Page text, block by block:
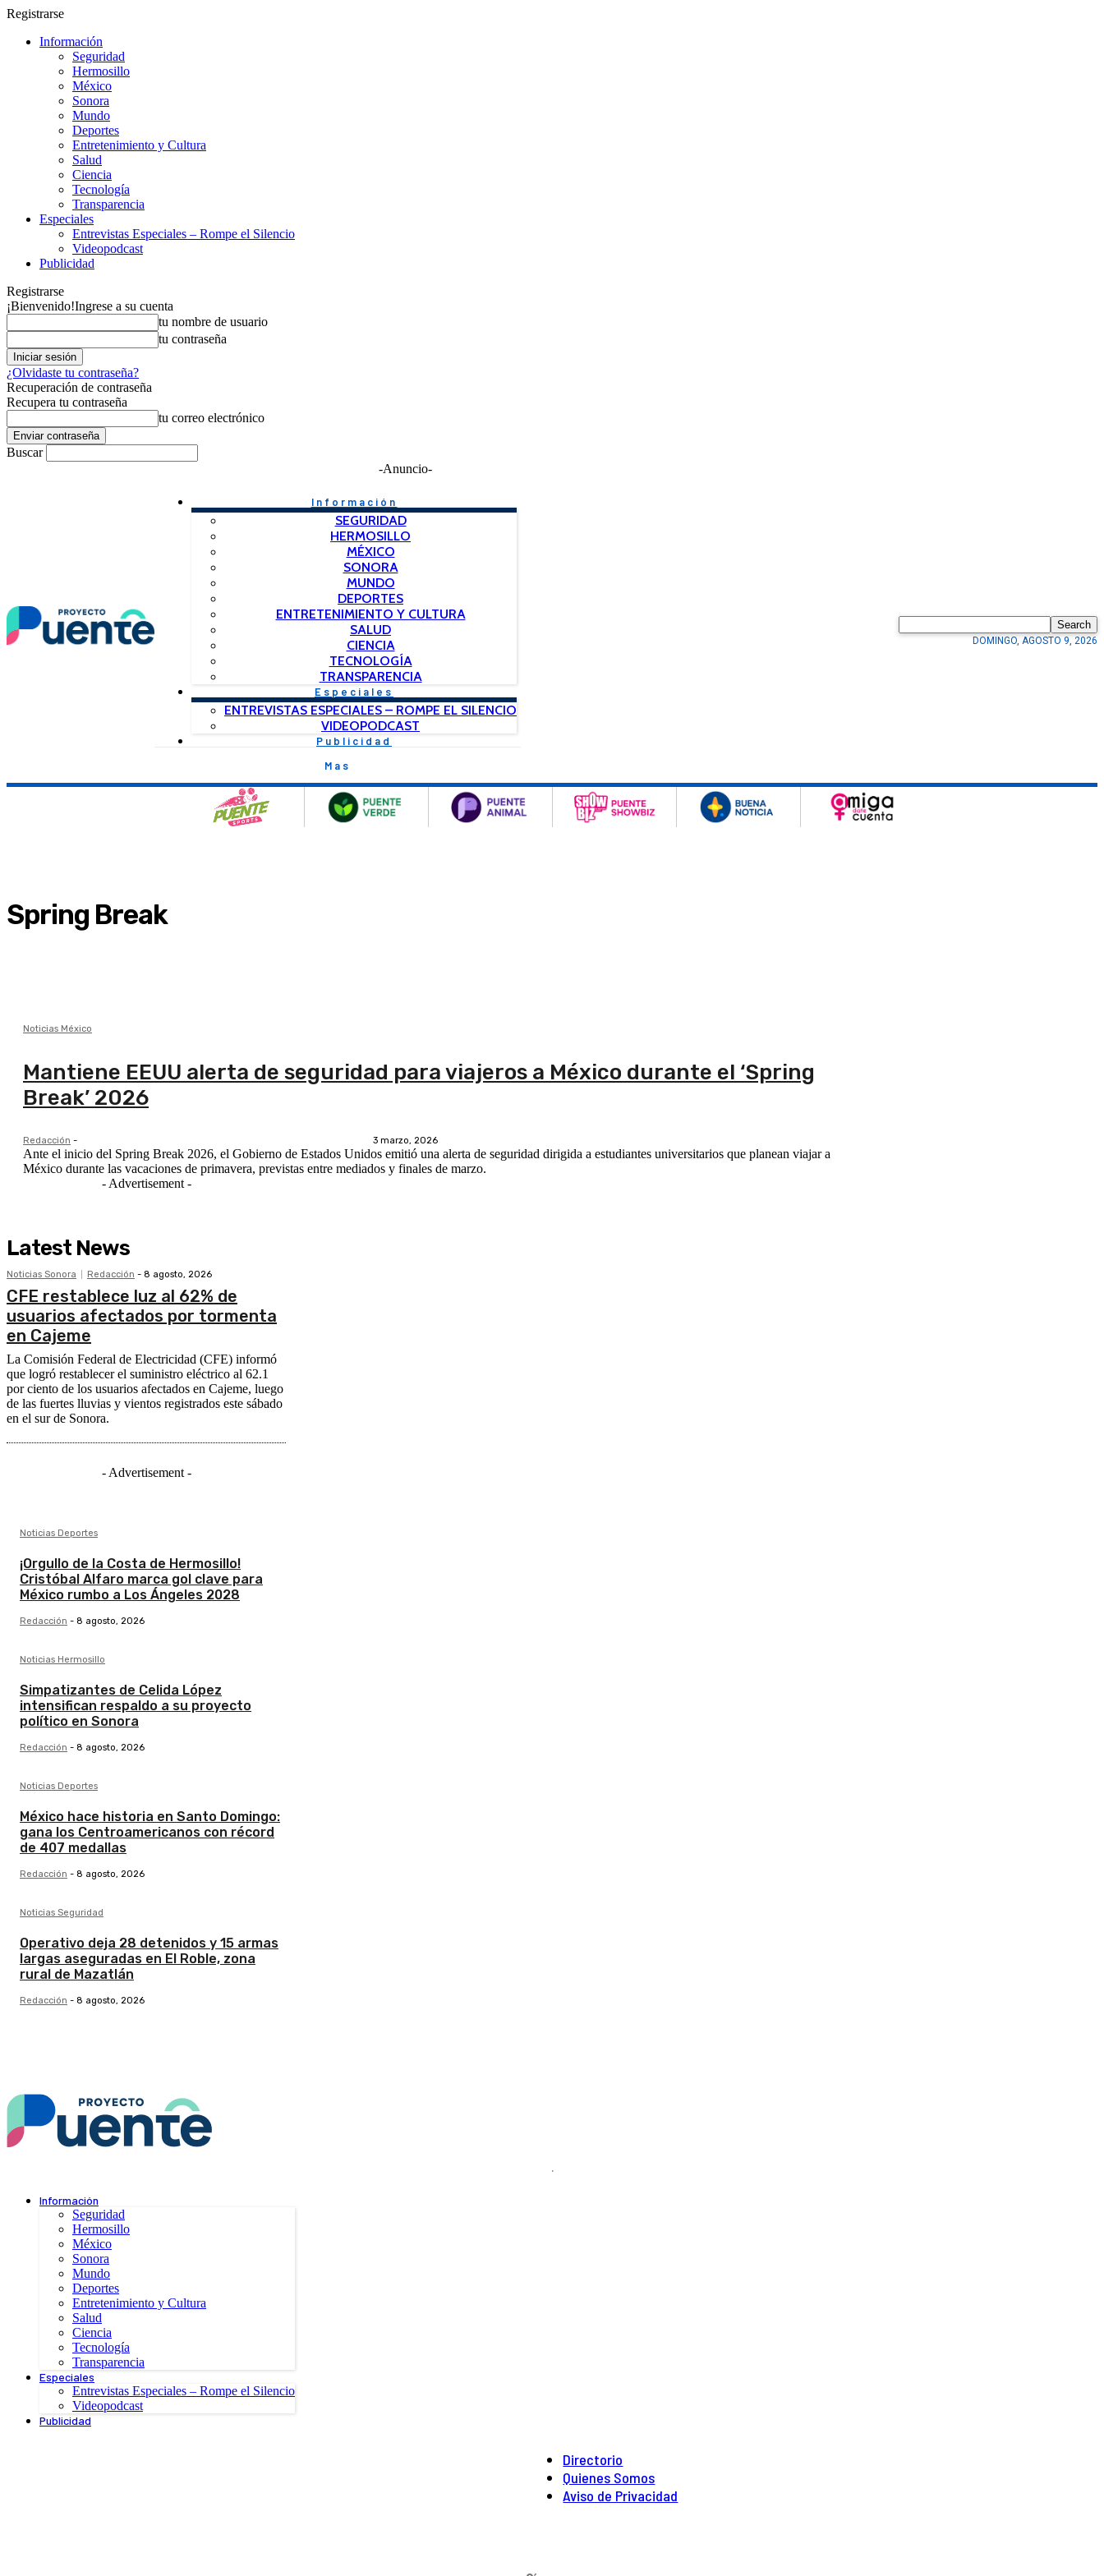
Registrarse
Información
Seguridad
Hermosillo
México
Sonora
Mundo
Deportes
Entretenimiento y Cultura
Salud
Ciencia
Tecnología
Transparencia
Especiales
Entrevistas Especiales – Rompe el Silencio
Videopodcast
Publicidad
Registrarse
¡Bienvenido!Ingrese a su cuenta
tu nombre de usuario
tu contraseña
¿Olvidaste tu contraseña?
Recuperación de contraseña
Recupera tu contraseña
tu correo electrónico
Buscar
-Anuncio-
Información
SEGURIDAD
HERMOSILLO
MÉXICO
SONORA
MUNDO
DEPORTES
ENTRETENIMIENTO Y CULTURA
SALUD
CIENCIA
TECNOLOGÍA
TRANSPARENCIA
Especiales
ENTREVISTAS ESPECIALES – ROMPE EL SILENCIO
VIDEOPODCAST
Publicidad
Mas
Search
DOMINGO, AGOSTO 9, 2026
Spring Break
Noticias México
Mantiene EEUU alerta de seguridad para viajeros a México durante el ‘Spring
Break’ 2026
Redacción - 3 marzo, 2026
Ante el inicio del Spring Break 2026, el Gobierno de Estados Unidos emitió una alerta de seguridad dirigida a estudiantes universitarios que planean viajar a
México durante las vacaciones de primavera, previstas entre mediados y finales de marzo.
- Advertisement -
Latest News
Noticias Sonora Redacción - 8 agosto, 2026
CFE restablece luz al 62% de
usuarios afectados por tormenta
en Cajeme
La Comisión Federal de Electricidad (CFE) informó
que logró restablecer el suministro eléctrico al 62.1
por ciento de los usuarios afectados en Cajeme, luego
de las fuertes lluvias y vientos registrados este sábado
en el sur de Sonora.
- Advertisement -
Noticias Deportes
¡Orgullo de la Costa de Hermosillo!
Cristóbal Alfaro marca gol clave para
México rumbo a Los Ángeles 2028
Redacción - 8 agosto, 2026
Noticias Hermosillo
Simpatizantes de Celida López
intensifican respaldo a su proyecto
político en Sonora
Redacción - 8 agosto, 2026
Noticias Deportes
México hace historia en Santo Domingo:
gana los Centroamericanos con récord
de 407 medallas
Redacción - 8 agosto, 2026
Noticias Seguridad
Operativo deja 28 detenidos y 15 armas
largas aseguradas en El Roble, zona
rural de Mazatlán
Redacción - 8 agosto, 2026
.
Información
Seguridad
Hermosillo
México
Sonora
Mundo
Deportes
Entretenimiento y Cultura
Salud
Ciencia
Tecnología
Transparencia
Especiales
Entrevistas Especiales – Rompe el Silencio
Videopodcast
Publicidad
Directorio
Quienes Somos
Aviso de Privacidad